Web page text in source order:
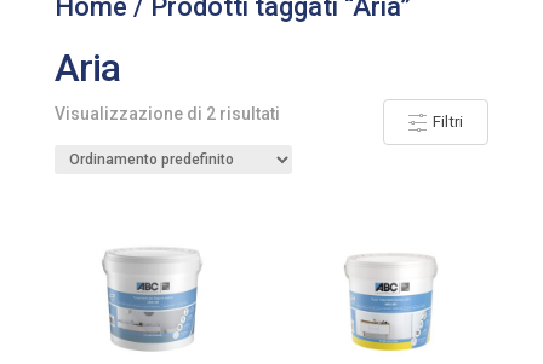
Home / Prodotti taggati “Aria”
Aria
Filtri
Visualizzazione di 2 risultati